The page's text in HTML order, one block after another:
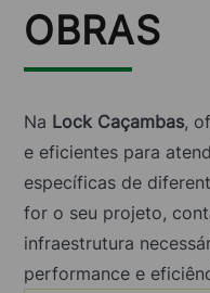
OBRAS
Na Lock Caçambas,
e eficientes para
específicas de
for o seu projeto,
infraestrutura
performance e